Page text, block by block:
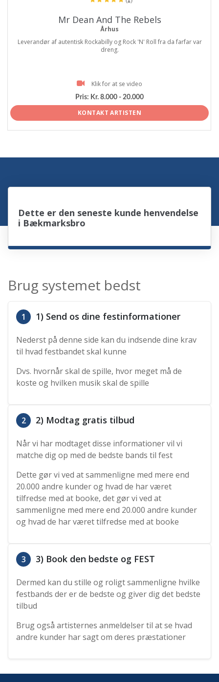
Mr Dean And The Rebels
Århus
Leverandør af autentisk Rockabilly og Rock 'N' Roll fra da farfar var
dreng.
Klik for at se video
Pris: Kr. 8.000 - 20.000
KONTAKT ARTISTEN
Dette er den seneste kunde henvendelse
i Bækmarksbro
Brug systemet bedst
1 1) Send os dine festinformationer
Nederst på denne side kan du indsende dine krav
til hvad festbandet skal kunne
Dvs. hvornår skal de spille, hvor meget må de
koste og hvilken musik skal de spille
2 2) Modtag gratis tilbud
Når vi har modtaget disse informationer vil vi
matche dig op med de bedste bands til fest
Dette gør vi ved at sammenligne med mere end
20.000 andre kunder og hvad de har været
tilfredse med at booke, det gør vi ved at
sammenligne med mere end 20.000 andre kunder
og hvad de har været tilfredse med at booke
3 3) Book den bedste og FEST
Dermed kan du stille og roligt sammenligne hvilke
festbands der er de bedste og giver dig det bedste
tilbud
Brug også artisternes anmeldelser til at se hvad
andre kunder har sagt om deres præstationer